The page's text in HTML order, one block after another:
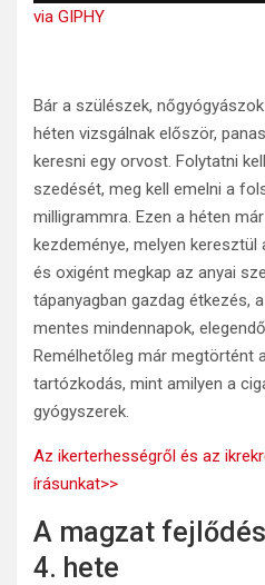
via GIPHY
Bár a szülészek,
héten vizsgálnak először,
keresni egy orvost. Folytatni
szedését, meg kell emelni a
milligrammra. Ezen a héten
kezdeménye, melyen
és oxigént megkap az anyai
tápanyagban gazdag étkezés,
mentes mindennapok,
Remélhetőleg már megtörtént
tartózkodás, mint amilyen a
gyógyszerek.
Az ikerterhességről és az
írásunkat>>
A magzat
4. hete